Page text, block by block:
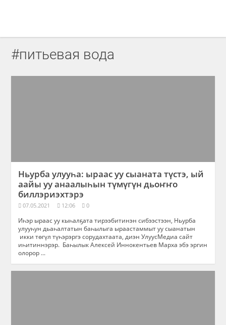
#питьевая вода
Ньурба улууһа: ыраас уу сыаната түстэ, ый
аайы уу анаалыһын түмүгүн дьоҥҥо
биллэриэхтэрэ
07.05.2021 12:06 0
Иһэр ыраас уу кыһалҕата тирээбитинэн сибээстээн, Ньурба
улууһун дьаһалтатын баһылыга ыраастаммыт уу сыанатын
икки төгүл түһэрэргэ сорудахтаата, диэн УлуусМедиа сайт
иһитиннэрэр. Баһылык Алексей Иннокентьев Марха эбэ эргин
олорор ...